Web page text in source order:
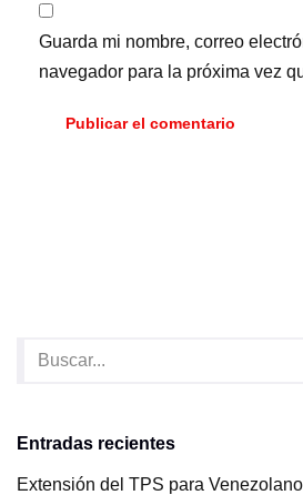
Guarda mi nombre, correo
navegador para la próxima vez
Entradas recientes
Extensión del TPS para